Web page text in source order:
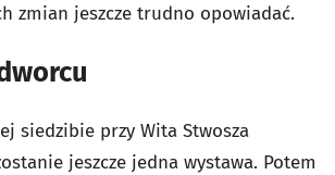
zmian jeszcze trudno opowiadać.
siedzibie przy Wita Stwosza
jeszcze jedna wystawa. Potem